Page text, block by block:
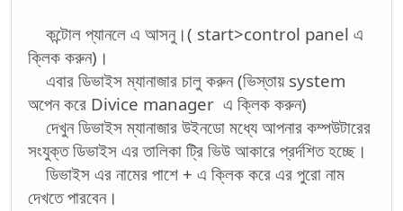
কন্টোল প্যানলে এ আসনু।( start>control panel এ
ক্লিক করুন)।
এবার ডিভাইস ম্যানাজার চালু করুন (ভিস্তায় system
অপেন করে Divice manager এ ক্লিক করুন)
দেখুন ডিভাইস ম্যানাজার উইনডো মধ্যে আপনার কম্পউটারের
সংযুক্ত ডিভাইস এর তালিকা ট্রি ভিউ আকারে প্রর্দশিত হচ্ছে।
ডিভাইস এর নামের পাশে + এ ক্লিক করে এর পুরো নাম
দেখতে পারবেন।